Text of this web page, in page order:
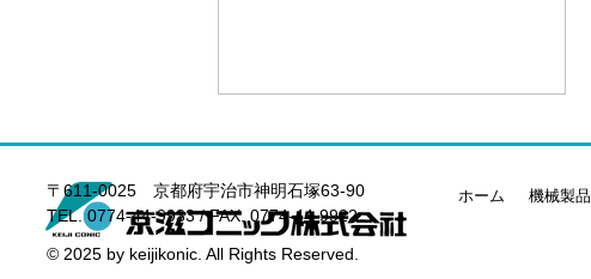
〒611-0025 京都府宇治市神明石塚63-90
TEL.0774-44-9933/ FAX. 0774-44-9922
© 2025 by keijikonic. All Rights Reserved.
ホーム 機械製品